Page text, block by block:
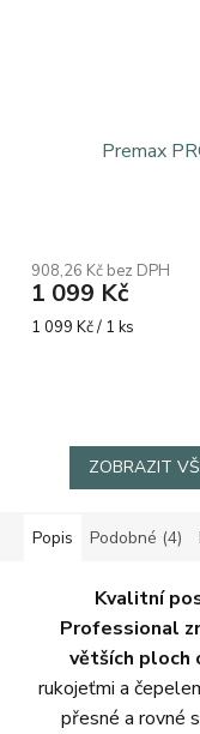
Premax
produktu
je
5,0
908,26 Kč bez DPH
1 099 Kč
Měrná
1 099 Kč / 1 ks
ZOBRAZIT
Popis Podobné (4)
Kvalitní
Professional
větších ploch
rukojeťmi a
přesné a rovné